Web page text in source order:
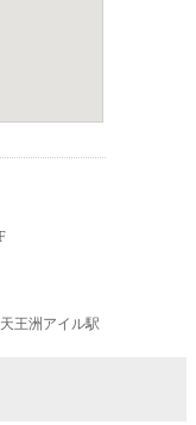
天王洲アイル駅